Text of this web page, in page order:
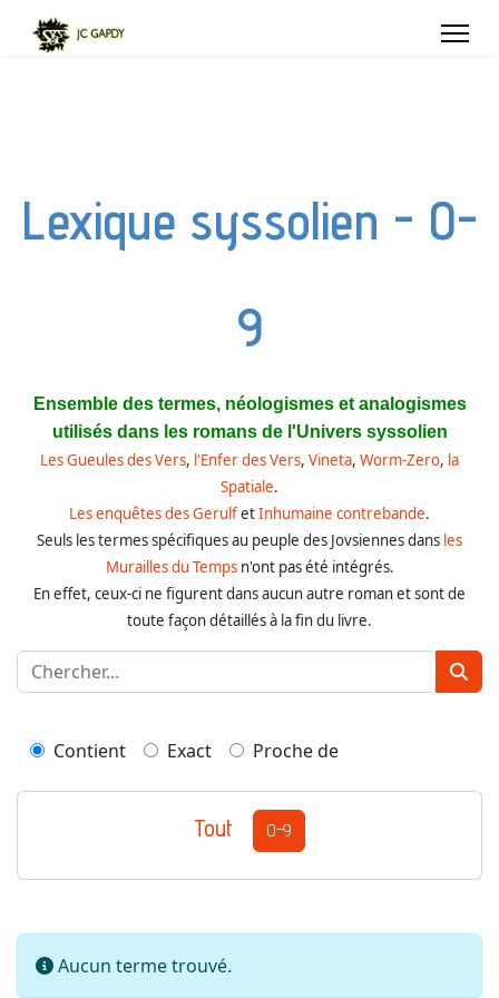
Lexique syssolien - 0-
9
Ensemble des termes, néologismes et analogismes
utilisés dans les romans de l'Univers syssolien
Les Gueules des Vers, l'Enfer des Vers, Vineta, Worm-Zero, la
Spatiale.
Les enquêtes des GerulfetInhumaine contrebande.
Seuls les termes spécifiques au peuple des Jovsiennes dans les
Murailles du Tempsn'ont pas été intégrés.
En effet, ceux-ci ne figurent dans aucun autre roman et sont de
toute façon détaillés à la fin du livre.
Contient Exact Proche de
Tout 0-9
Information
Aucun terme trouvé.